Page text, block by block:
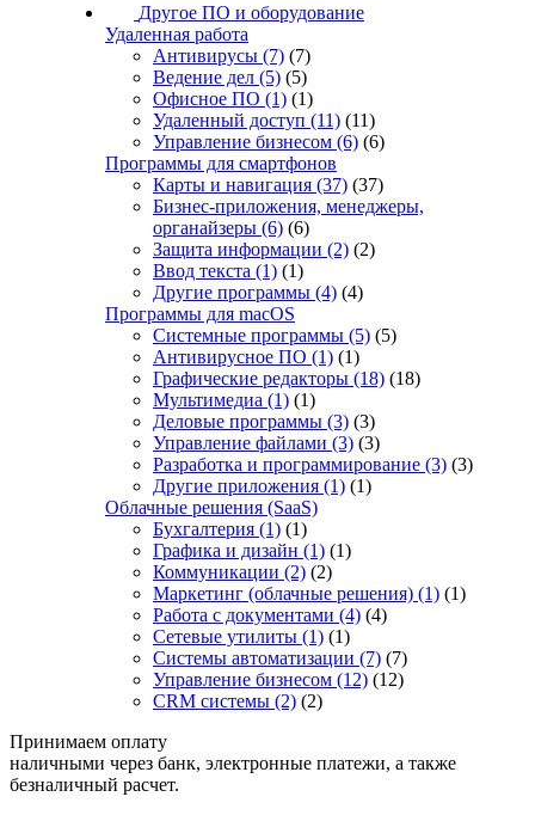
Другое ПО и оборудование
Удаленная работа
Антивирусы (7) (7)
Ведение дел (5) (5)
Офисное ПО (1) (1)
Удаленный доступ (11) (11)
Управление бизнесом (6) (6)
Программы для смартфонов
Карты и навигация (37) (37)
Бизнес-приложения, менеджеры,
органайзеры (6) (6)
Защита информации (2) (2)
Ввод текста (1) (1)
Другие программы (4) (4)
Программы для macOS
Системные программы (5) (5)
Антивирусное ПО (1) (1)
Графические редакторы (18) (18)
Мультимедиа (1) (1)
Деловые программы (3) (3)
Управление файлами (3) (3)
Разработка и программирование (3) (3)
Другие приложения (1) (1)
Облачные решения (SaaS)
Бухгалтерия (1) (1)
Графика и дизайн (1) (1)
Коммуникации (2) (2)
Маркетинг (облачные решения) (1) (1)
Работа с документами (4) (4)
Сетевые утилиты (1) (1)
Системы автоматизации (7) (7)
Управление бизнесом (12) (12)
CRM системы (2) (2)
Принимаем оплату
наличными через банк, электронные платежи, а также
безналичный расчет.